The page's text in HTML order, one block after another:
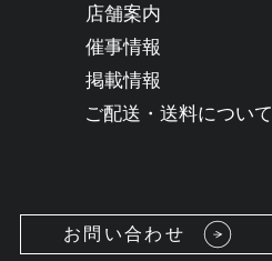
店舗案内
催事情報
掲載情報
ご配送・送料について
お問い合わせ